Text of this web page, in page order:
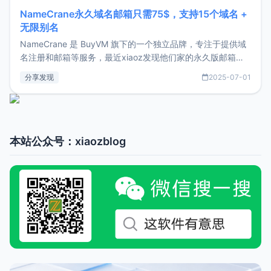
NameCrane永久域名邮箱只需75$，支持15个域名 +
无限别名
NameCrane 是 BuyVM 旗下的一个独立品牌，专注于提供域
名注册和邮箱等服务，最近xiaoz发现他们家的永久版邮箱服
又实惠的域名邮箱，不妨尝试一下 NameCrane。注册
分享发现 2025-07-01
本站公众号：xiaozblog